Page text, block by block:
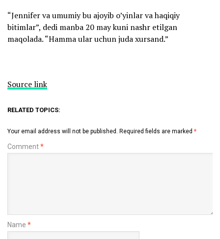
“Jennifer va umumiy bu ajoyib o’yinlar va haqiqiy
bitimlar”, dedi manba 20 may kuni nashr etilgan
maqolada. “Hamma ular uchun juda xursand.”
Source link
RELATED TOPICS:
Your email address will not be published. Required fields are marked *
Comment*
Name *